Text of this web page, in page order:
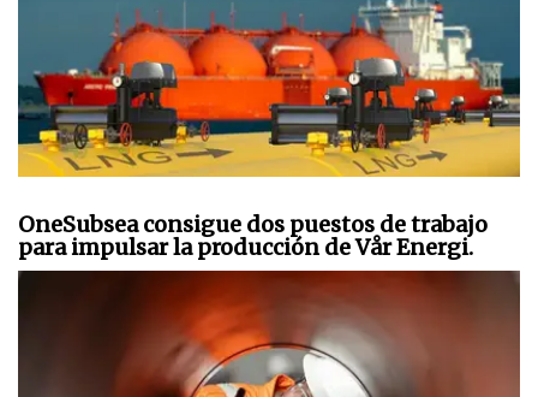
OneSubsea consigue dos puestos de trabajo
para impulsar la producción de Vår Energi.